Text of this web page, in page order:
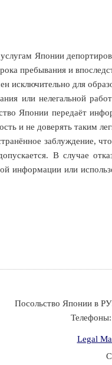
Японии
пребывания и
для
или нелегальной
Японии передаёт
и не доверять таким
заблуждение, что
В случае
информации или
Посольство Японии в
Legal